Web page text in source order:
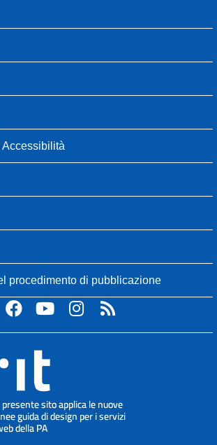
procedimento di pubblicazione